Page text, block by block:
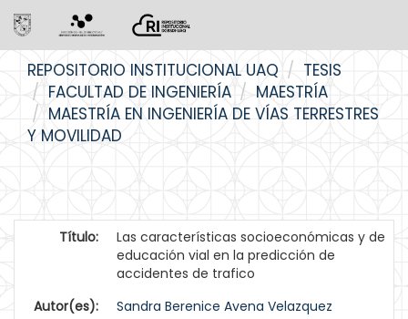
navigation
REPOSITORIO INSTITUCIONAL UAQ
TESIS
FACULTAD DE INGENIERÍA
MAESTRÍA
MAESTRÍA EN INGENIERÍA DE VÍAS TERRESTRES
Y MOVILIDAD
Título:
Las características socioeconómicas y de
educación vial en la predicción de
accidentes de trafico
Autor(es):
Sandra Berenice Avena Velazquez